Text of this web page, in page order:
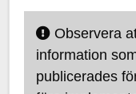
Observera
information
publicerades